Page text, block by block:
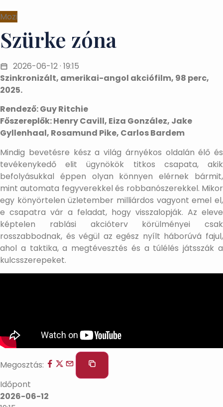
Mozi
Szürke zóna
2026-06-12 · 19:15
Szinkronizált, amerikai-angol akciófilm, 98 perc,
2025.
Rendező: Guy Ritchie
Főszereplők: Henry Cavill, Eiza González, Jake
Gyllenhaal, Rosamund Pike, Carlos Bardem
Mindig bevetésre kész a világ árnyékos oldalán élő és
tevékenykedő elit ügynökök titkos csapata, akik
befolyásukkal éppen olyan könnyen elérnek bármit,
mint automata fegyverekkel és robbanószerekkel. Mikor
egy könyörtelen üzletember milliárdos vagyont emel el,
e csapatra vár a feladat, hogy visszalopják. Az eleve
képtelen rablási akcióterv körülményei csak
rosszabbodnak, és végül az egész nyílt háborúvá fajul,
ahol a taktika, a megtévesztés és a túlélés játsszák a
kulcsszerepeket.
Megosztás:
Időpont
2026-06-12